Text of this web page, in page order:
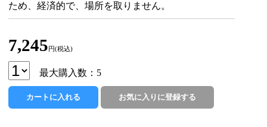
ため、経済的で、場所を取りません。
7,245 円(税込)
最大購入数：5